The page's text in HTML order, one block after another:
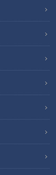
自の法律”を
」を深掘り